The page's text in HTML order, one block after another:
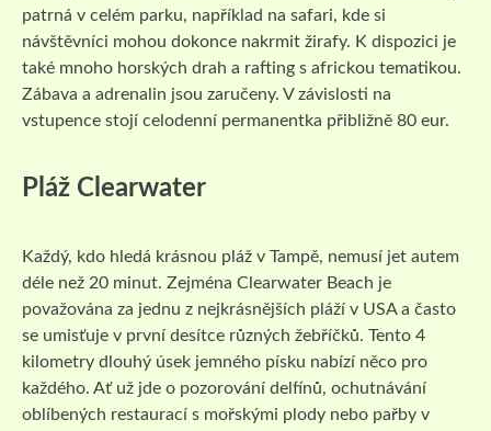
patrná v celém parku, například na safari, kde si
návštěvníci mohou dokonce nakrmit žirafy. K dispozici je
také mnoho horských drah a rafting s africkou tematikou.
Zábava a adrenalin jsou zaručeny. V závislosti na
vstupence stojí celodenní permanentka přibližně 80 eur.
Pláž Clearwater
Každý, kdo hledá krásnou pláž v Tampě, nemusí jet autem
déle než 20 minut. Zejména Clearwater Beach je
považována za jednu z nejkrásnějších pláží v USA a často
se umisťuje v první desítce různých žebříčků. Tento 4
kilometry dlouhý úsek jemného písku nabízí něco pro
každého. Ať už jde o pozorování delfínů, ochutnávání
oblíbených restaurací s mořskými plody nebo pařby v